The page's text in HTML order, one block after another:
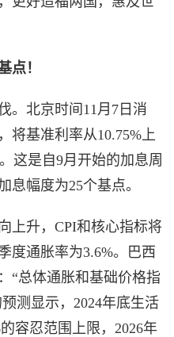
点！
。北京时间11月7日消
将基准利率从10.75%上
这是自9月开始的加息周
息幅度为25个基点。
上升，CPI和核心指标将
度通胀率为3.6%。巴西
“总体通胀和基础价格指
测显示，2024年底生活
容忍范围上限，2026年